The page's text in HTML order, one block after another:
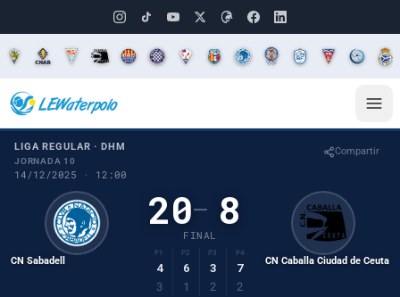
LIGA REGULAR · DHM
JORNADA 10
14/12/2025 · 12:00
Compartir
CN Sabadell
20– 8
FINAL
P1 P2 P3 P4
4 6 3
7
3
1 2 2
CN Caballa Ciudad de Ceuta